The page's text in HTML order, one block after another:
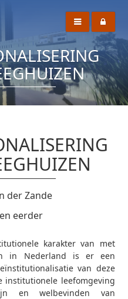
der Zande
eerder
karakter van met
in Nederland is er een
van deze
institutionele leefomgeving
en welbevinden van